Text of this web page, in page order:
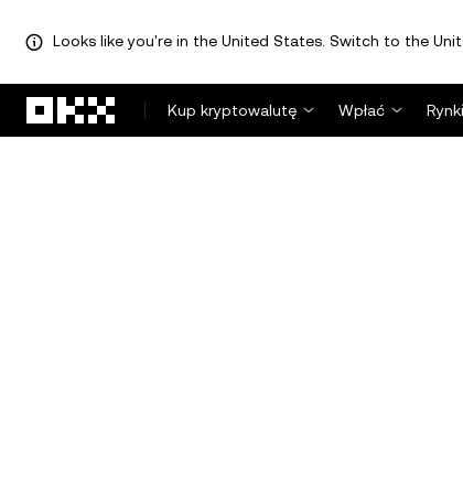
Looks like you're in the United States. Switch to the
Kup kryptowalutę
Wpłać Rynki